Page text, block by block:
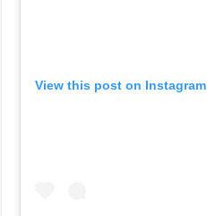
View this post on Instagram